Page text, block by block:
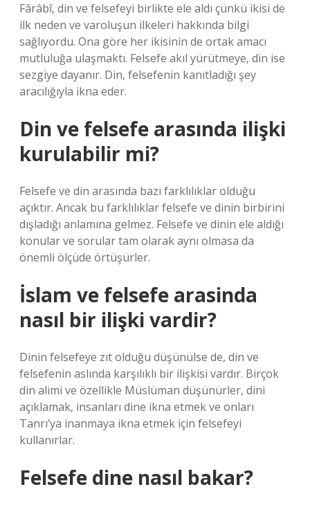
Fârâbî, din ve felsefeyi birlikte ele aldı çünkü ikisi de
ilk neden ve varoluşun ilkeleri hakkında bilgi
sağlıyordu. Ona göre her ikisinin de ortak amacı
mutluluğa ulaşmaktı. Felsefe akıl yürütmeye, din ise
sezgiye dayanır. Din, felsefenin kanıtladığı şey
aracılığıyla ikna eder.
Din ve felsefe arasında ilişki
kurulabilir mi?
Felsefe ve din arasında bazı farklılıklar olduğu
açıktır. Ancak bu farklılıklar felsefe ve dinin birbirini
dışladığı anlamına gelmez. Felsefe ve dinin ele aldığı
konular ve sorular tam olarak aynı olmasa da
önemli ölçüde örtüşürler.
İslam ve felsefe arasinda
nasıl bir ilişki vardir?
Dinin felsefeye zıt olduğu düşünülse de, din ve
felsefenin aslında karşılıklı bir ilişkisi vardır. Birçok
din alimi ve özellikle Müslüman düşünürler, dini
açıklamak, insanları dine ikna etmek ve onları
Tanrı’ya inanmaya ikna etmek için felsefeyi
kullanırlar.
Felsefe dine nasıl bakar?